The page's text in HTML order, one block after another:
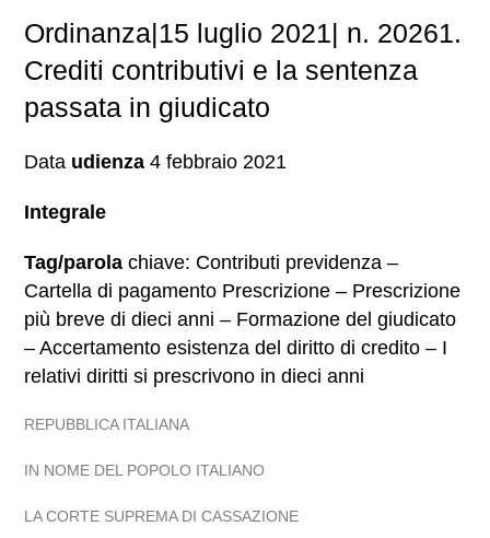
Ordinanza|15 luglio 2021| n. 20261.
Crediti contributivi e la sentenza
passata in giudicato
Data udienza 4 febbraio 2021
Integrale
Tag/parola chiave: Contributi previdenza –
Cartella di pagamento Prescrizione – Prescrizione
più breve di dieci anni – Formazione del giudicato
– Accertamento esistenza del diritto di credito – I
relativi diritti si prescrivono in dieci anni
REPUBBLICA ITALIANA
IN NOME DEL POPOLO ITALIANO
LA CORTE SUPREMA DI CASSAZIONE